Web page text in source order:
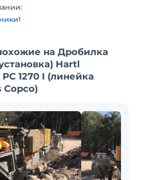
1
на Дробилка
Hartl
1270 I (линейка
Copco)